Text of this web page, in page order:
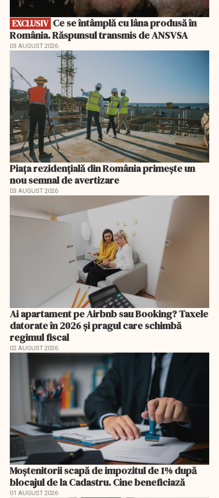
EXCLUSIV
România. Răspunsul transmis de ANSVSA
03 AUGUST 2026
Piața rezidențială din România primește un
nou semnal de avertizare
03 AUGUST 2026
Ai apartament pe Airbnb sau Booking? Taxele
datorate în 2026 și pragul care schimbă
regimul fiscal
02 AUGUST 2026
Moștenitorii scapă de impozitul de 1% după
blocajul de la Cadastru. Cine beneficiază
01 AUGUST 2026